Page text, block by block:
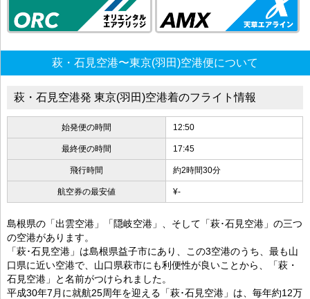
萩・石見空港〜東京(羽田)空港便について
萩・石見空港発 東京(羽田)空港着のフライト情報
始発便の時間 12:50
最終便の時間 17:45
飛行時間 約2時間30分
航空券の最安値 ¥-
島根県の「出雲空港」「隠岐空港」、そして「萩･石見空港」の三つ
の空港があります。
「萩･石見空港」は島根県益子市にあり、この3空港のうち、最も山
口県に近い空港で、山口県萩市にも利便性が良いことから、「萩・
石見空港」と名前がつけられました。
平成30年7月に就航25周年を迎える「萩･石見空港」は、毎年約12万